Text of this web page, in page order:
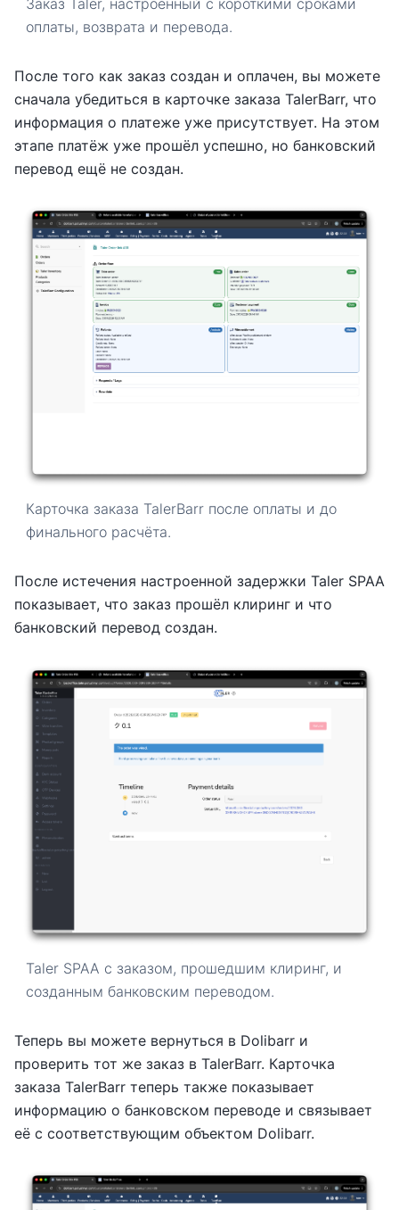
оплаты, возврата и перевода.
После того как заказ создан и оплачен, вы можете
сначала убедиться в карточке заказа TalerBarr, что
информация о платеже уже присутствует. На этом
этапе платёж уже прошёл успешно, но банковский
перевод ещё не создан.
Карточка заказа TalerBarr после оплаты и до
финального расчёта.
После истечения настроенной задержки Taler SPAA
показывает, что заказ прошёл клиринг и что
банковский перевод создан.
Taler SPAA с заказом, прошедшим клиринг, и
созданным банковским переводом.
Теперь вы можете вернуться в Dolibarr и
проверить тот же заказ в TalerBarr. Карточка
заказа TalerBarr теперь также показывает
информацию о банковском переводе и связывает
её с соответствующим объектом Dolibarr.